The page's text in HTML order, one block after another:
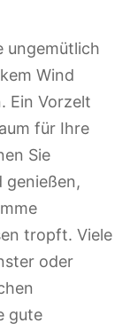
ungemütlich
Wind
Ein Vorzelt
für Ihre
Sie
genießen,
tropft. Viele
oder
gute